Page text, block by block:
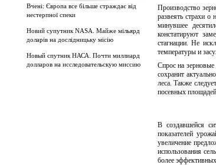
Вчені: Європа все більше страждає від
нестерпної спеки
Новий супутник NASA. Майже мільярд
доларів на дослідницьку місію
Новый спутник НАСА. Почти миллиард
долларов на исследовательскую миссию
Производство
развеять страхи о
минувшее
констатируют
стагнации. Не
температуры и
Спрос на зерновые
сохранит
леса. Также
посевных
В создавшейся
показателей
увеличение
использования
более